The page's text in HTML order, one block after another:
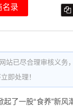
名录
已尽合理审核义务
即处理！
了一股“食养”新风